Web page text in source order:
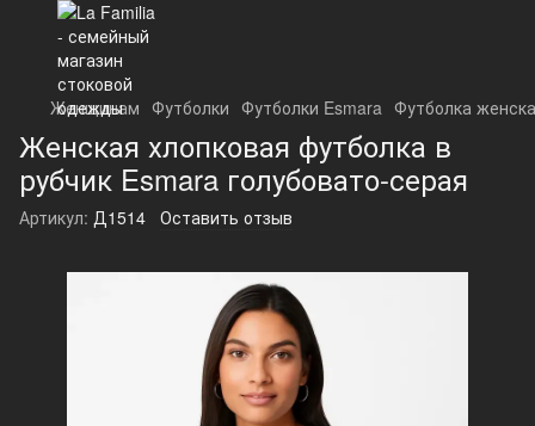
Женщинам Футболки Футболки Esmara Футболка
Женская хлопковая футболка в
рубчик Esmara голубовато-серая
Артикул: Д1514 Оставить отзыв